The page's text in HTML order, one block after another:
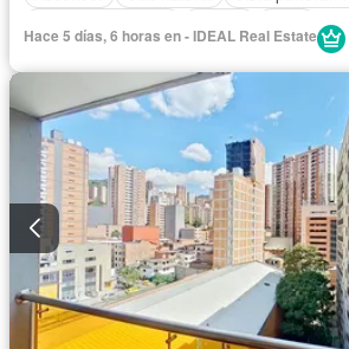
Hace 5 días, 6 horas en - IDEAL Real Estate